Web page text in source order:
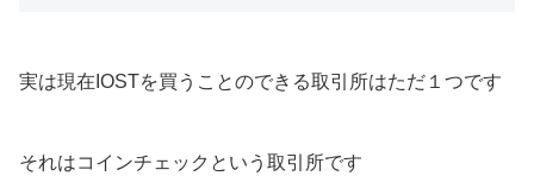
実は現在IOSTを買うことのできる取引所はただ１つです
それはコインチェックという取引所です